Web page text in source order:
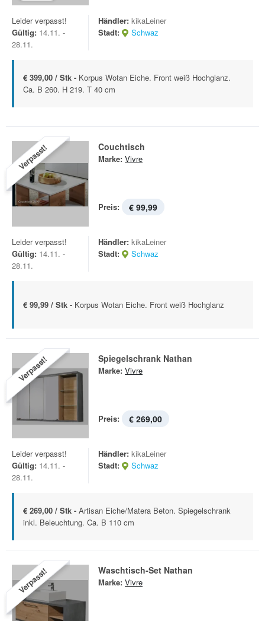
Leider verpasst!
Gültig: 14.11. -
28.11.
Händler: kikaLeiner
Stadt:
Schwaz
€ 399,00 / Stk - Korpus Wotan Eiche. Front weiß Hochglanz.
Ca. B 260. H 219. T 40 cm
Verpasst! Couchtisch
Marke: Vivre
Preis: € 99,99
Leider verpasst!
Gültig: 14.11. -
28.11.
Händler: kikaLeiner
Stadt:
Schwaz
€ 99,99 / Stk - Korpus Wotan Eiche. Front weiß Hochglanz
Verpasst! Spiegelschrank Nathan
Marke: Vivre
Preis: € 269,00
Leider verpasst!
Gültig: 14.11. -
28.11.
Händler: kikaLeiner
Stadt:
Schwaz
€ 269,00 / Stk - Artisan Eiche/Matera Beton. Spiegelschrank
inkl. Beleuchtung. Ca. B 110 cm
Verpasst! Waschtisch-Set Nathan
Marke: Vivre